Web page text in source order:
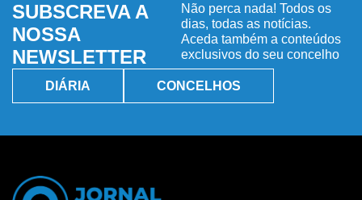
SUBSCREVA A
NOSSA
NEWSLETTER
Não perca nada! Todos os
dias, todas as notícias.
Aceda também a conteúdos
exclusivos do seu concelho
DIÁRIA CONCELHOS